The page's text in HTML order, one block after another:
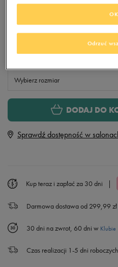
Kolor:różowy
Wybierz rozmiar
Rozmiary EU
18 cm
30 19,3 cm
31 19,9 cm
32 20,6 cm
DODAJ DO
Sprawdź dostępność w
Kup teraz i zapłać za 30 dni |
Darmowa dostawa od 299,99 zł
30 dni na zwrot, 60 dni w Klubie
Czas realizacji 1-5 dni roboczych
Odrzuć
OK